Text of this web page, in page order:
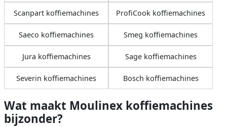
Scanpart koffiemachines ProfiCook koffiemachines
Saeco koffiemachines Smeg koffiemachines
Jura koffiemachines Sage koffiemachines
Severin koffiemachines Bosch koffiemachines
Wat maakt Moulinex koffiemachines
bijzonder?